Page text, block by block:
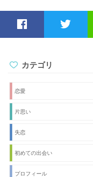
カテゴリ
恋愛
片思い
失恋
初めての出会い
プロフィール